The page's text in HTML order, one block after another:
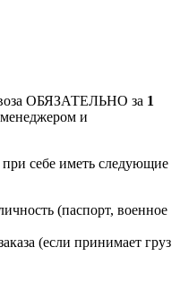
ОБЯЗАТЕЛЬНО за 1
менеджером и
себе иметь следующие
(паспорт, военное
(если принимает груз